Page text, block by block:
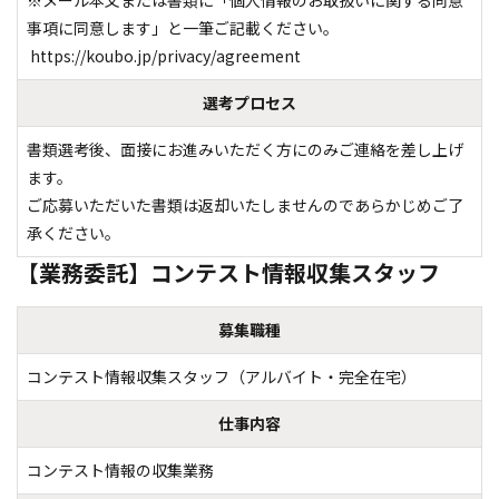
事項に同意します」と一筆ご記載ください。
https://koubo.jp/privacy/agreement
選考プロセス
書類選考後、面接にお進みいただく方にのみご連絡を差し上げ
ます。
ご応募いただいた書類は返却いたしませんのであらかじめご了
承ください。
【業務委託】コンテスト情報収集スタッフ
募集職種
コンテスト情報収集スタッフ（アルバイト・完全在宅）
仕事内容
コンテスト情報の収集業務